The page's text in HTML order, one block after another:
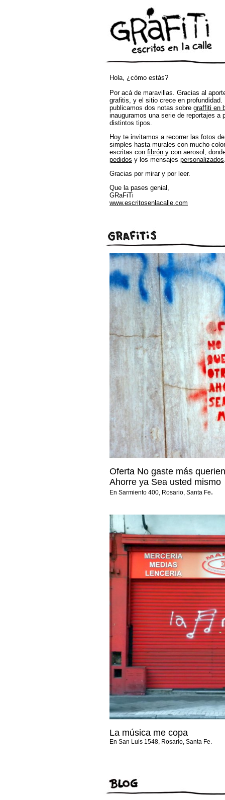
Hola, ¿cómo estás?
Por acá de maravillas. Gracias al
grafitis, y el sitio crece en
publicamos dos notas sobre graffiti en
inauguramos una serie de reportajes a
distintos tipos.
Hoy te invitamos a recorrer las fotos
simples hasta murales con mucho
escritas con fibrón y con aerosol,
pedidos y los mensajes personalizados
Gracias por mirar y por leer.
Que la pases genial,
GRaFiTi
www.escritosenlacalle.com
Oferta No gaste más
Ahorre ya Sea usted mismo
En Sarmiento 400, Rosario, Santa Fe.
La música me copa
En San Luis 1548, Rosario, Santa Fe.